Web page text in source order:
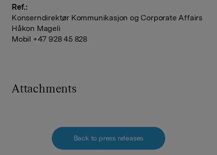
Ref.:
Konserndirektør Kommunikasjon og Corporate Affairs
Håkon Mageli
Mobil +47 928 45 828
Attachments
Back to press releases